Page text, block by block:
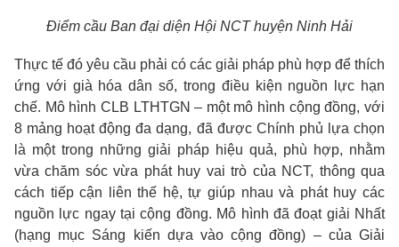
Điểm cầu Ban đại diện Hội NCT huyện Ninh Hải
Thực tế đó yêu cầu phải có các giải pháp phù hợp để thích
ứng với già hóa dân số, trong điều kiện nguồn lực hạn
chế. Mô hình CLB LTHTGN – một mô hình cộng đồng, với
8 mảng hoạt động đa dạng, đã được Chính phủ lựa chọn
là một trong những giải pháp hiệu quả, phù hợp, nhằm
vừa chăm sóc vừa phát huy vai trò của NCT, thông qua
cách tiếp cận liên thế hệ, tự giúp nhau và phát huy các
nguồn lực ngay tại cộng đồng. Mô hình đã đoạt giải Nhất
(hạng mục Sáng kiến dựa vào cộng đồng) – của Giải